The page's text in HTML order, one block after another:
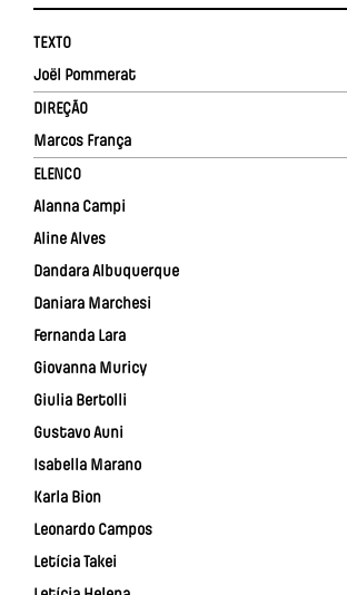
TEXTO
Joël Pommerat
DIREÇÃO
Marcos França
ELENCO
Alanna Campi
Aline Alves
Dandara Albuquerque
Daniara Marchesi
Fernanda Lara
Giovanna Muricy
Giulia Bertolli
Gustavo Auni
Isabella Marano
Karla Bion
Leonardo Campos
Letícia Takei